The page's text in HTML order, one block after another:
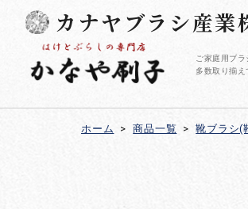
カナヤブラシ産業
ご家庭用ブ
多数取り揃え
ホーム > 商品一覧 > 靴ブラシ(